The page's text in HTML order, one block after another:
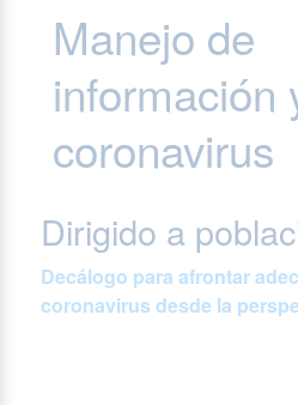
Manejo de
información
coronavirus
Dirigido a
Decálogo para afrontar
coronavirus desde la